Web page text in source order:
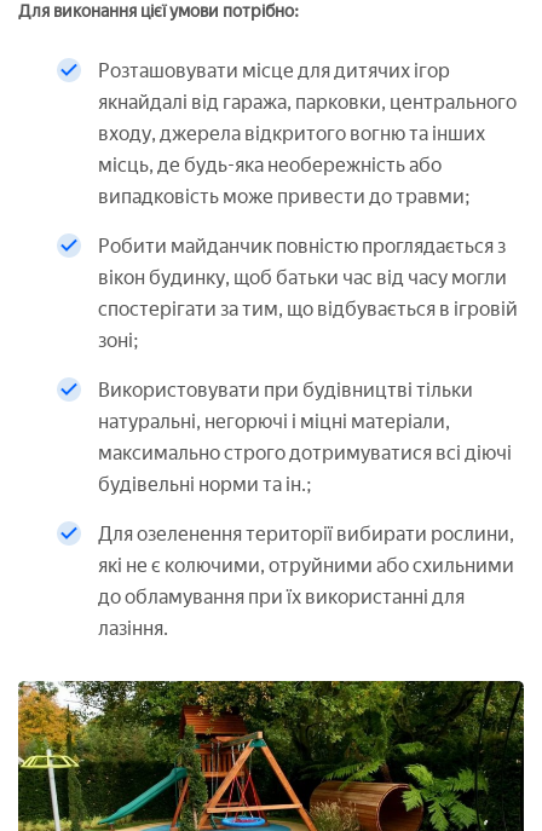
Для виконання цієї умови потрібно:
Розташовувати місце для дитячих ігор
якнайдалі від гаража, парковки, центрального
входу, джерела відкритого вогню та інших
місць, де будь-яка необережність або
випадковість може привести до травми;
Робити майданчик повністю проглядається з
вікон будинку, щоб батьки час від часу могли
спостерігати за тим, що відбувається в ігровій
зоні;
Використовувати при будівництві тільки
натуральні, негорючі і міцні матеріали,
максимально строго дотримуватися всі діючі
будівельні норми та ін.;
Для озеленення території вибирати рослини,
які не є колючими, отруйними або схильними
до обламування при їх використанні для
лазіння.